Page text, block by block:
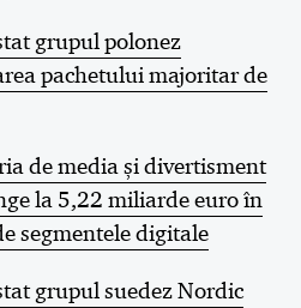
grupul polonez
pachetului majoritar de
de media și divertisment
la 5,22 miliarde euro în
segmentele digitale
grupul suedez Nordic